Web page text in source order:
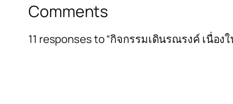
Comments
11 responses to “กิจกรรมเดินรณรงค์ เนื่อ